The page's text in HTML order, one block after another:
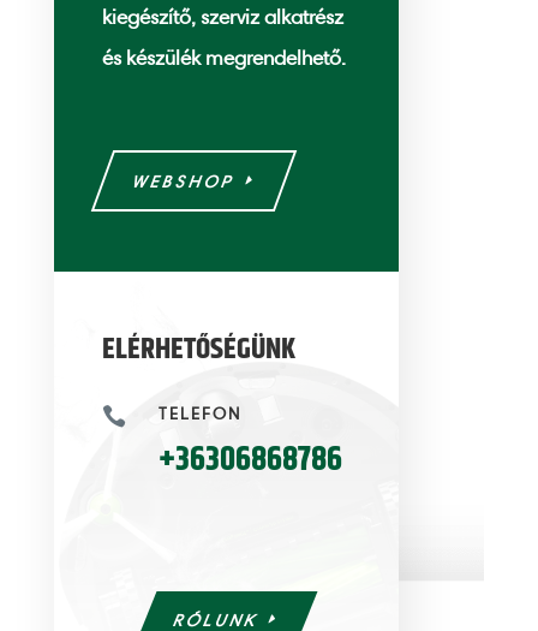
kiegészítő, szerviz alkatrész
és készülék megrendelhető.
WEBSHOP
ELÉRHETŐSÉGÜNK
 TELEFON
+36306868786
RÓLUNK